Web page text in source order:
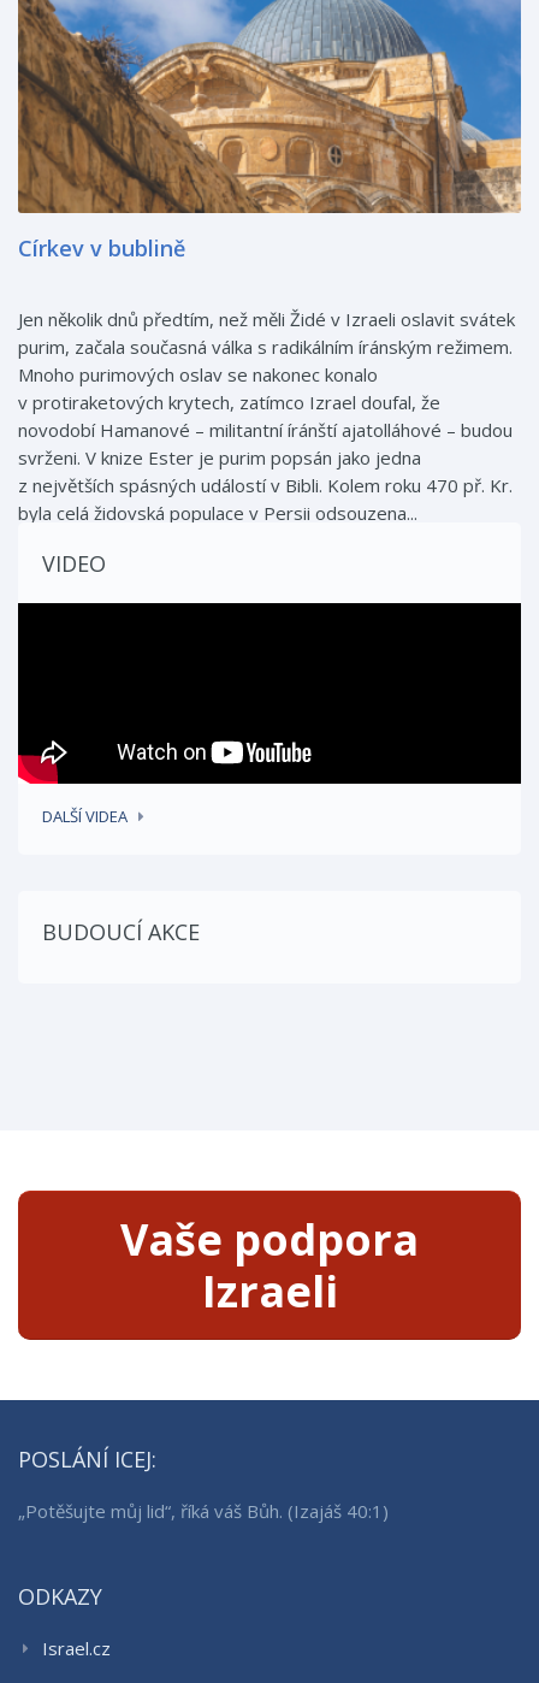
Církev v bublině
Jen několik dnů předtím, než měli Židé v Izraeli oslavit svátek
purim, začala současná válka s radikálním íránským režimem.
Mnoho purimových oslav se nakonec konalo
v protiraketových krytech, zatímco Izrael doufal, že
novodobí Hamanové – militantní íránští ajatolláhové – budou
svrženi. V knize Ester je purim popsán jako jedna
z největších spásných událostí v Bibli. Kolem roku 470 př. Kr.
byla celá židovská populace v Persii odsouzena...
VÍCE INFORMACÍ
VIDEO
DALŠÍ VIDEA
BUDOUCÍ AKCE
Vaše podpora
Izraeli
POSLÁNÍ ICEJ:
„Potěšujte můj lid“, říká váš Bůh. (Izajáš 40:1)
ODKAZY
Israel.cz